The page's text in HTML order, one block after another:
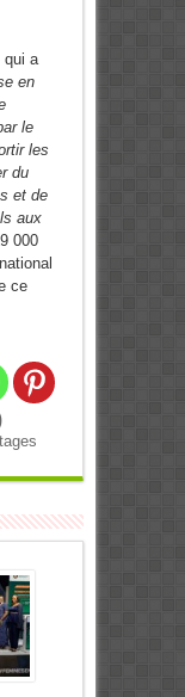
qui a
en
le
les
du
et de
aux
000
ce